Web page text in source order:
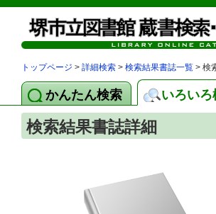
トップページ > 詳細検索 > 検索結果書誌一覧 > 検
かんたん検索 いろいろ
検索結果書誌詳細